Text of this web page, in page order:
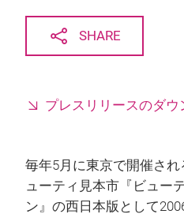
SHARE
プレスリリースのダウ
毎年5月に東京で開催さ
ューティ見本市『ビュー
ン』の西日本版として